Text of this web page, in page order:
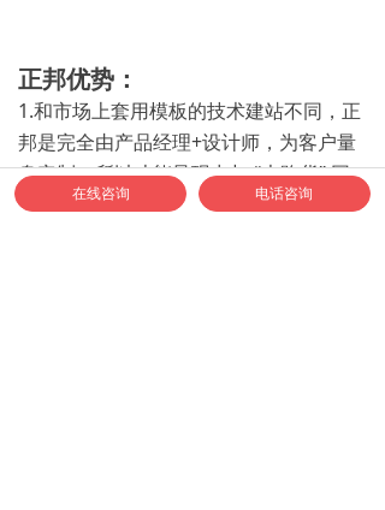
正邦优势：
1.和市场上套用模板的技术建站不同，正
邦是完全由产品经理+设计师，为客户量
身定制，所以才能呈现出与 “大路货” 网
站区别的效果。
在线咨询 电话咨询